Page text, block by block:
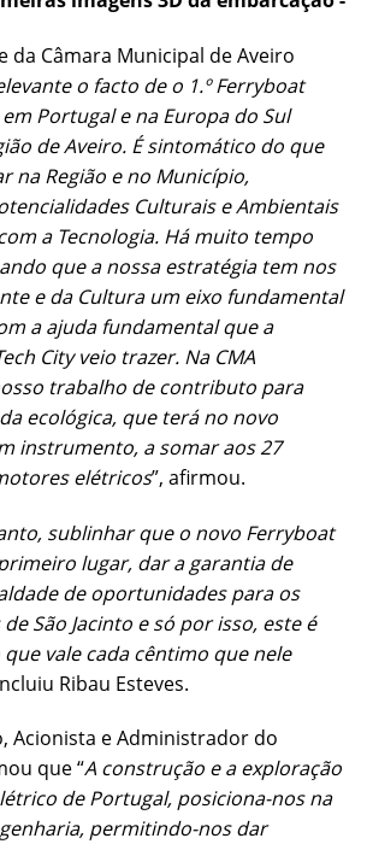
da Câmara Municipal de Aveiro
o facto de o 1.º Ferryboat
Portugal e na Europa do Sul
de Aveiro. É sintomático do que
na Região e no Município,
Culturais e Ambientais
a Tecnologia. Há muito tempo
que a nossa estratégia tem nos
e da Cultura um eixo fundamental
a ajuda fundamental que a
City veio trazer. Na CMA
trabalho de contributo para
ecológica, que terá no novo
instrumento, a somar aos 27
elétricos”, afirmou.
sublinhar que o novo Ferryboat
lugar, dar a garantia de
de oportunidades para os
São Jacinto e só por isso, este é
vale cada cêntimo que nele
Ribau Esteves.
Acionista e Administrador do
que “A construção e a exploração
de Portugal, posiciona-nos na
permitindo-nos dar